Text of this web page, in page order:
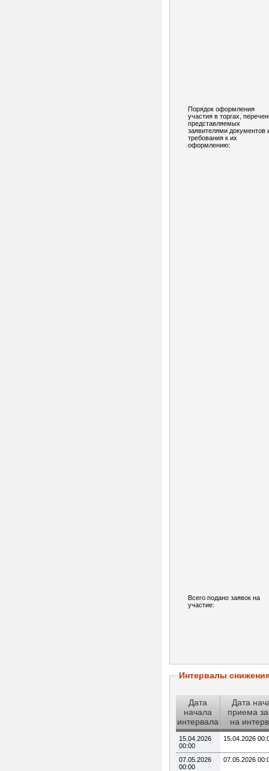
Порядок оформления
участия в торгах,
представляемых
заявителями документов
требования к их
оформлению:
Всего подано заявок на
участие:
Интервалы
Дата
начала
интервала
Дата
приема
на
15.04.2026
00:00
15.04.2026
07.05.2026
00:00
07.05.2026